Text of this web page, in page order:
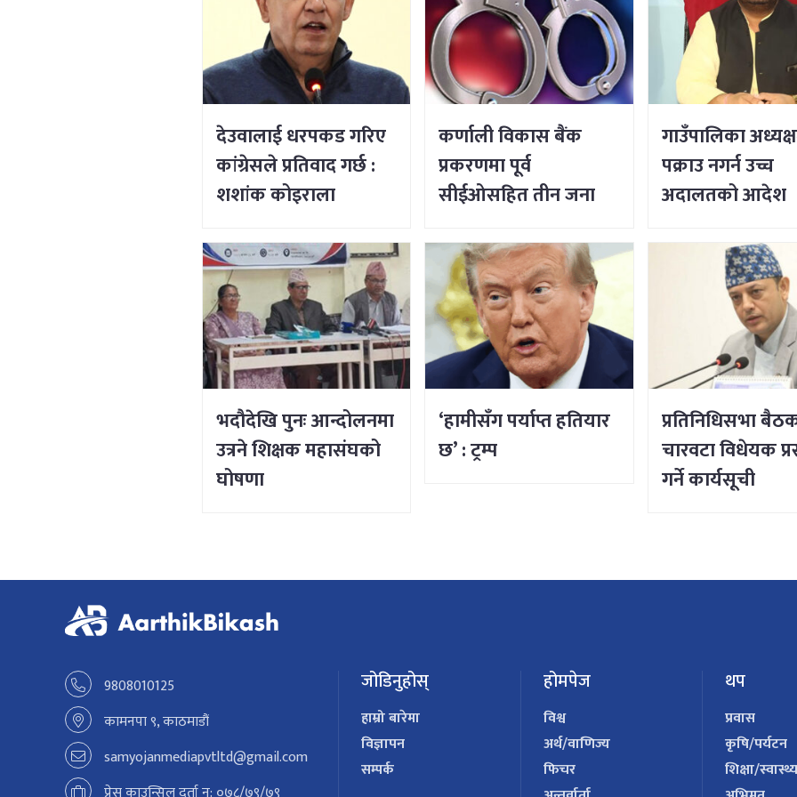
देउवालाई धरपकड गरिए
कांग्रेसले प्रतिवाद गर्छ :
शशांक कोइराला
कर्णाली विकास बैंक
प्रकरणमा पूर्व
सीईओसहित तीन जना
गाउँपालिका
पक्राउ नगर्न उच्च
अदालतको आदेश
भदौदेखि पुनः आन्दोलनमा
उत्रने शिक्षक महासंघको
घोषणा
‘हामीसँग पर्याप्त हतियार
छ’ : ट्रम्प
प्रतिनिधिसभा
चारवटा विधेयक
गर्ने कार्यसूची
9808010125
कामनपा ९, काठमाडौं
samyojanmediapvtltd@gmail.com
जोडिनुहोस्
हाम्रो बारेमा
विज्ञापन
सम्पर्क
होमपेज
विश्व
अर्थ/वाणिज्य
फिचर
थप
प्रवास
कृषि/पर्यटन
शिक्षा/